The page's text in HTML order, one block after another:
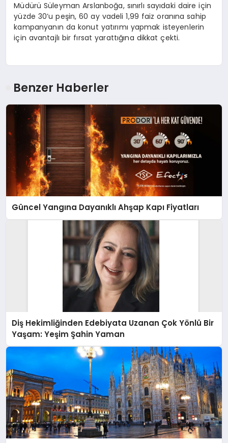
Müdürü Süleyman Arslanboğa, sınırlı sayıdaki daire için
yüzde 30’u peşin, 60 ay vadeli 1,99 faiz oranına sahip
kampanyanın da konut yatırımı yapmak isteyenlerin
için avantajlı bir fırsat yarattığına dikkat çekti.
Benzer Haberler
Güncel Yangına Dayanıklı Ahşap Kapı Fiyatları
Diş Hekimliğinden Edebiyata Uzanan Çok Yönlü Bir
Yaşam: Yeşim Şahin Yaman